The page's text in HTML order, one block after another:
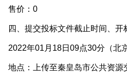
价：0
、提交投标文件截止时间、开
年01月18日09点30分（北京
点：上传至秦皇岛市公共资源